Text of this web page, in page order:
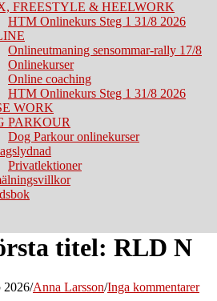
FREESTYLE & HEELWORK
HTM Onlinekurs Steg 1 31/8 2026
Onlineutmaning sensommar-rally 17/8
Onlinekurser
Online coaching
HTM Onlinekurs Steg 1 31/8 2026
WORK
PARKOUR
Dog Parkour onlinekurser
Privatlektioner
titel: RLD N
2026/Anna Larsson/Inga kommentarer